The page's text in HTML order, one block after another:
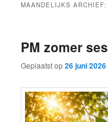
MAANDELIJKS
PM zomer
Geplaatst op26 juni 2026